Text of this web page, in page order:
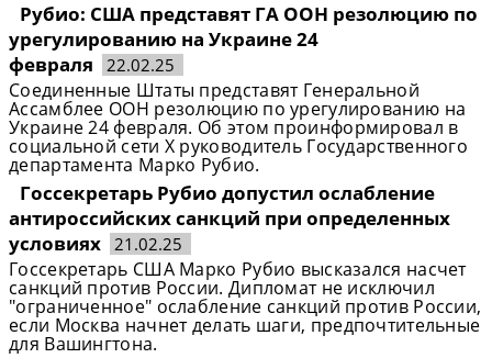
Рубио: США представят ГА ООН резолюцию по
урегулированию на Украине 24
февраля
22.02.25
Соединенные Штаты представят Генеральной
Ассамблее ООН резолюцию по урегулированию на
Украине 24 февраля. Об этом проинформировал в
социальной сети X руководитель Государственного
департамента Марко Рубио.
Госсекретарь Рубио допустил ослабление
антироссийских санкций при определенных
условиях 21.02.25
Госсекретарь США Марко Рубио высказался насчет
санкций против России. Дипломат не исключил
"ограниченное" ослабление санкций против России,
если Москва начнет делать шаги, предпочтительные
для Вашингтона.